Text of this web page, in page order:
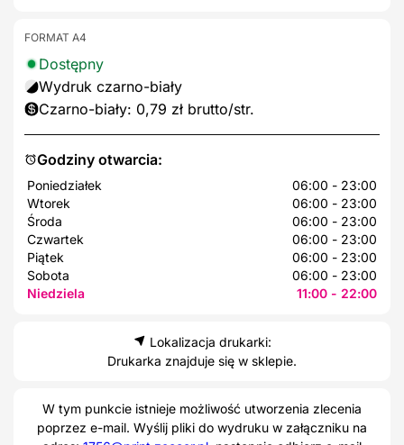
Godziny otwarcia:
Poniedziałek
06:00 - 23:00
Wtorek
06:00 - 23:00
Środa
06:00 - 23:00
Czwartek
06:00 - 23:00
Piątek
06:00 - 23:00
Sobota
06:00 - 23:00
Niedziela
11:00 - 22:00
FORMAT A4
Dostępny
Wydruk czarno-biały
Czarno-biały: 0,79 zł brutto/str.
Lokalizacja drukarki:
Drukarka znajduje się w sklepie.
W tym punkcie istnieje możliwość utworzenia zlecenia
poprzez e-mail. Wyślij pliki do wydruku w załączniku na